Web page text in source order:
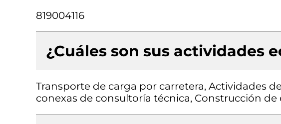
819004116
¿Cuáles son sus actividades
Transporte de carga por carretera, Actividades
conexas de consultoría técnica, Construcción